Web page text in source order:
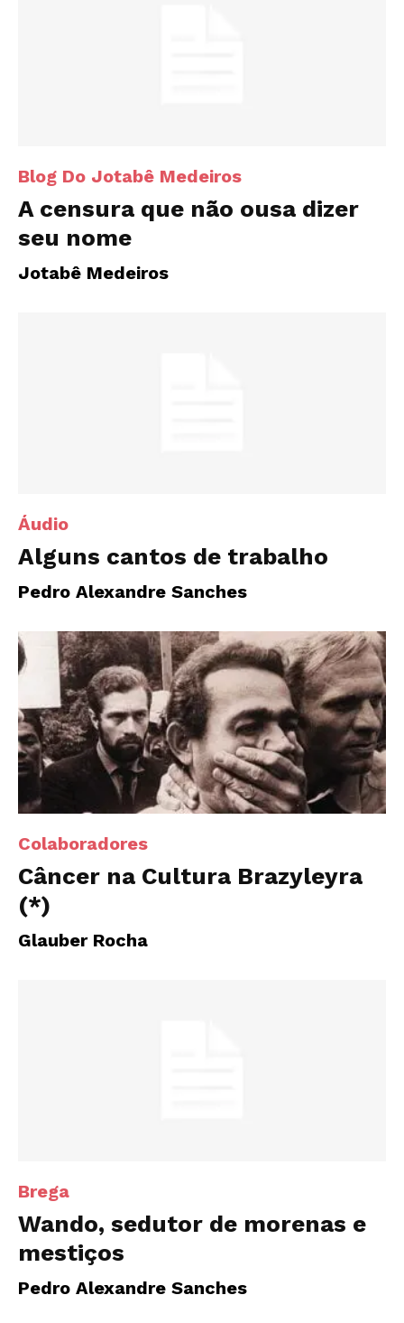
Blog Do Jotabê Medeiros
A censura que não ousa dizer
seu nome
Jotabê Medeiros
Áudio
Alguns cantos de trabalho
Pedro Alexandre Sanches
Colaboradores
Câncer na Cultura Brazyleyra
(*)
Glauber Rocha
Brega
Wando, sedutor de morenas e
mestiços
Pedro Alexandre Sanches